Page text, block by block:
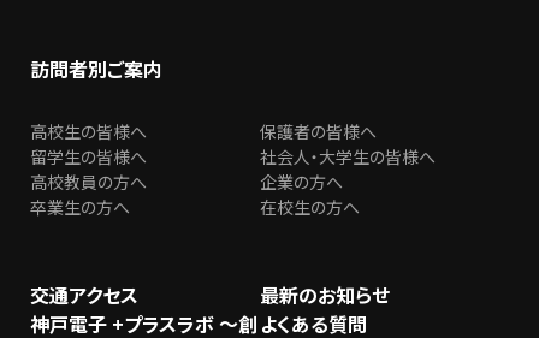
訪問者別ご案内
高校生の皆様へ
保護者の皆様へ
留学生の皆様へ
社会人・大学生の皆様へ
高校教員の方へ
企業の方へ
卒業生の方へ
在校生の方へ
交通アクセス
最新のお知らせ
神戸電子 +プラスラボ ～創 よくある質問